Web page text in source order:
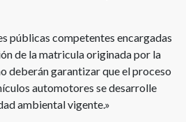
públicas competentes encargadas
de la matricula originada por la
deberán garantizar que el proceso
automotores se desarrolle
ambiental vigente.»